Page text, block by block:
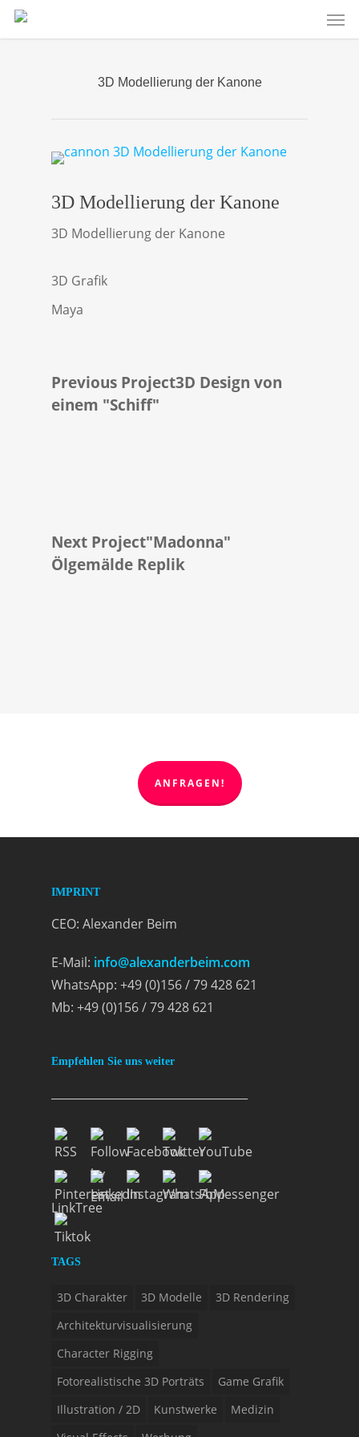
Skip
3D Modellierung der Kanone
3D Modellierung der Kanone
3D Modellierung der Kanone
3D Grafik
Maya
Previous Project3D Design von
einem "Schiff"
Next Project"Madonna"
Ölgemälde Replik
ANFRAGEN!
IMPRINT
CEO: Alexander Beim
E-Mail: info@alexanderbeim.com
WhatsApp: +49 (0)156 / 79 428 621
Mb: +49 (0)156 / 79 428 621
Empfehlen Sie uns weiter
LinkTree
TAGS
3D Charakter 3D Modelle
3D Rendering
Architekturvisualisierung
Character Rigging
Fotorealistische 3D Porträts
Game Grafik
Illustration / 2D
Kunstwerke
Medizin